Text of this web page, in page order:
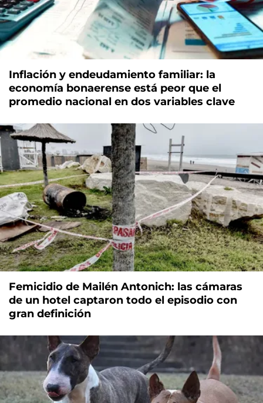
Inflación y endeudamiento familiar: la
economía bonaerense está peor que el
Femicidio de Mailén Antonich: las cámaras
de un hotel captaron todo el episodio con